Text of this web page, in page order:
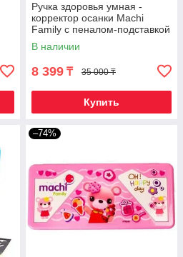
Ручка здоровья умная -
корректор осанки Machi
Family с пеналом-подставкой
(Голубой)
В наличии
8 399 ₸ 35 000 ₸
Купить
–74%